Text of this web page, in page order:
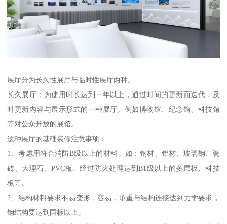
展厅分为长久性展厅与临时性展厅两种。
长久展厅：为使用时长达到一年以上，通过时间的更新而迭代，及
时更新内容与展示形式的一种展厅。例如博物馆、纪念馆、科技馆
等对公众开放的展馆。
这种展厅的基础装修注意事项：
1、考虑用符合消防B级以上的材料。如：钢材、铝材、玻璃钢、瓷
砖、大理石、PVC板、经过防火处理达到B1级以上的多层板、科技
板等。
2、结构材料要求不易变形，容易，承重与结构连接达到力学要求，
钢结构要达到国标以上。